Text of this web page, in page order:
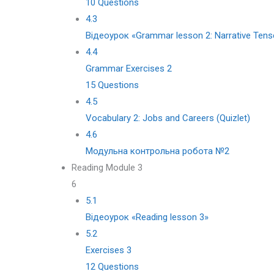
4.3
Відеоурок «Grammar lesson 2: Narrative
4.4
Grammar Exercises 2
15 Questions
4.5
Vocabulary 2: Jobs and Careers (Quizlet)
4.6
Модульна контрольна робота №2
Reading Module 3
6
5.1
Відеоурок «Reading lesson 3»
5.2
Exercises 3
12 Questions